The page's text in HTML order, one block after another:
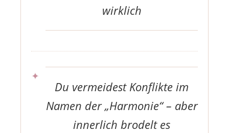
wirklich
Du vermeidest Konflikte im
Namen der „Harmonie“ – aber
innerlich brodelt es